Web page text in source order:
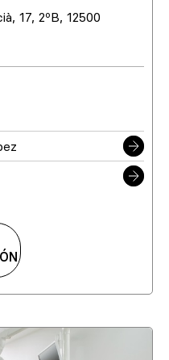
17, 2ºB, 12500